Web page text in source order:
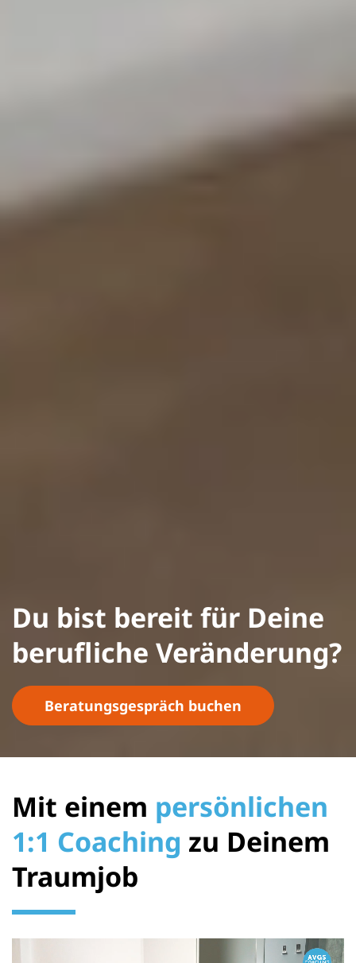
Du bist bereit für Deine
berufliche Veränderung?
Beratungsgespräch buchen
Mit einem persönlichen
1:1 Coaching zu Deinem
Traumjob